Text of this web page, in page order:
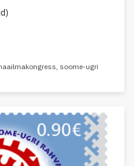
soome-ugri